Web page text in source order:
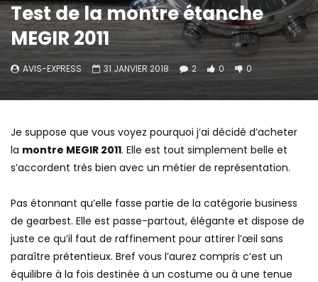
Test de la montre étanche
MEGIR 2011
AVIS-EXPRESS 31 JANVIER 2018 2 0 0
Je suppose que vous voyez pourquoi j’ai décidé d’acheter
la montre MEGIR 2011. Elle est tout simplement belle et
s’accordent très bien avec un métier de représentation.
Pas étonnant qu’elle fasse partie de la catégorie business
de gearbest. Elle est passe-partout, élégante et dispose de
juste ce qu’il faut de raffinement pour attirer l’œil sans
paraître prétentieux. Bref vous l’aurez compris c’est un
équilibre à la fois destinée à un costume ou à une tenue